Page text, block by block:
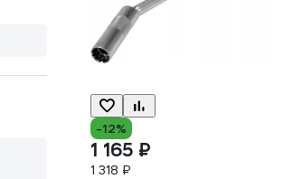
-12%
1 165 ₽
1 318 ₽